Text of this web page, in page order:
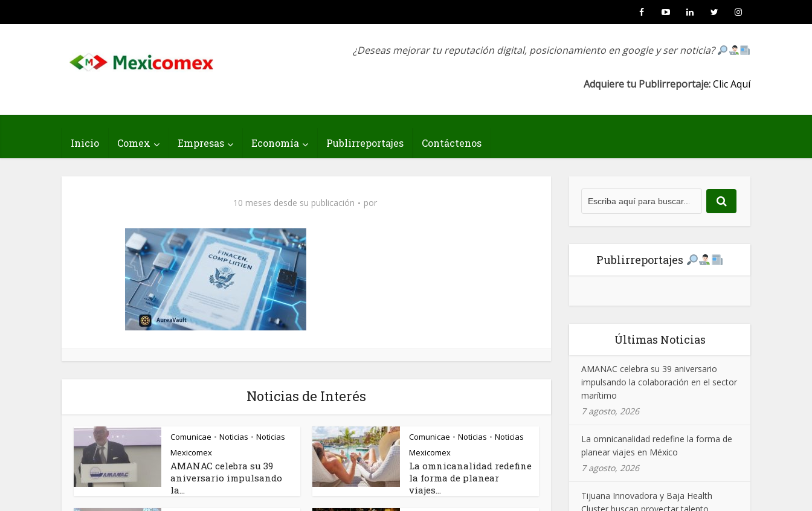
¿Deseas mejorar tu reputación digital, posicionamiento en google y ser noticia?
Adquiere tu Publirreportaje:Clic Aquí
Inicio Comex Empresas Economía Publirreportajes Contáctenos
10 meses desde su publicación por
Noticias de Interés
Comunicae • Noticias • Noticias
Mexicomex
AMANAC celebra su 39
aniversario impulsando
la...
Comunicae • Noticias • Noticias
Mexicomex
La omnicanalidad redefine
la forma de planear
viajes...
Publirreportajes
Últimas Noticias
AMANAC celebra su 39 aniversario
impulsando la colaboración en el sector
marítimo
7 agosto, 2026
La omnicanalidad redefine la forma de
planear viajes en México
7 agosto, 2026
Tijuana Innovadora y Baja Health